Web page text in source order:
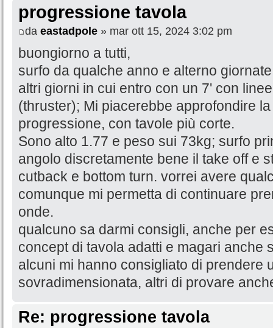
progressione tavola
da eastadpole » mar ott 15, 2024 3:02 pm
buongiorno a tutti,
surfo da qualche anno e alterno
altri giorni in cui entro con un 7' con
(thruster); Mi piacerebbe approfondire
progressione, con tavole più corte.
Sono alto 1.77 e peso sui 73kg; surfo
angolo discretamente bene il take off e
cutback e bottom turn. vorrei avere
comunque mi permetta di continuare
onde.
qualcuno sa darmi consigli, anche per
concept di tavola adatti e magari anche
alcuni mi hanno consigliato di prendere
sovradimensionata, altri di provare
Re: progressione tavola